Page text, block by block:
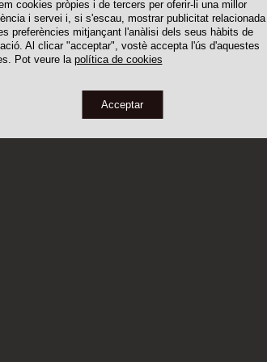
cookies pròpies i de tercers per oferir-li una millor
i servei i, si s'escau, mostrar publicitat relacionada
preferències mitjançant l'anàlisi dels seus hàbits de
Al clicar "acceptar", vostè accepta l'ús d'aquestes
Pot veure la política de cookies
Acceptar